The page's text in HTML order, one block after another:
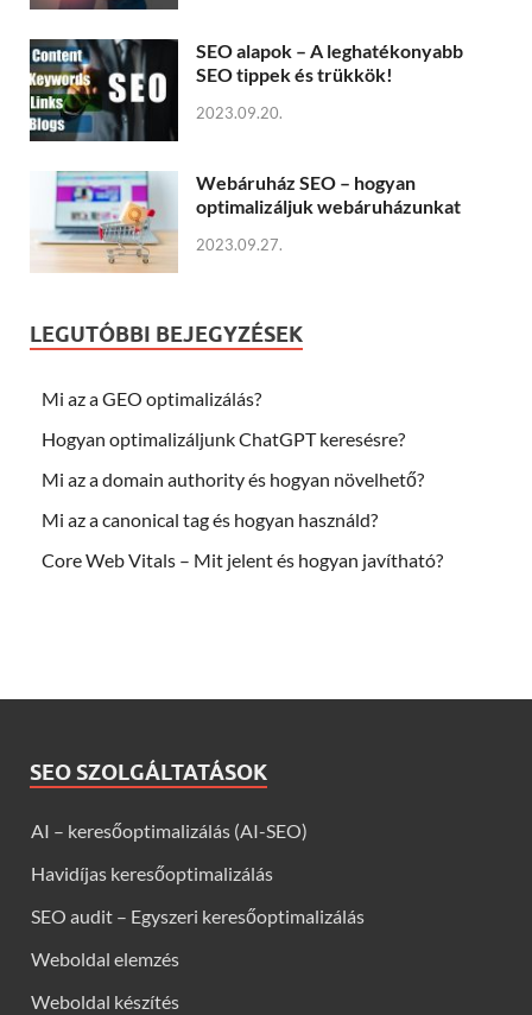
SEO alapok – A leghatékonyabb
SEO tippek és trükkök!
2023.09.20.
Webáruház SEO – hogyan
optimalizáljuk webáruházunkat
2023.09.27.
LEGUTÓBBI BEJEGYZÉSEK
Mi az a GEO optimalizálás?
Hogyan optimalizáljunk ChatGPT keresésre?
Mi az a domain authority és hogyan növelhető?
Mi az a canonical tag és hogyan használd?
Core Web Vitals – Mit jelent és hogyan javítható?
SEO SZOLGÁLTATÁSOK
AI – keresőoptimalizálás (AI-SEO)
Havidíjas keresőoptimalizálás
SEO audit – Egyszeri keresőoptimalizálás
Weboldal elemzés
Weboldal készítés